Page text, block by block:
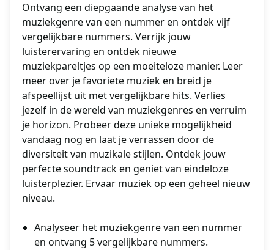
Ontvang een diepgaande analyse van het
muziekgenre van een nummer en ontdek vijf
vergelijkbare nummers. Verrijk jouw
luisterervaring en ontdek nieuwe
muziekpareltjes op een moeiteloze manier. Leer
meer over je favoriete muziek en breid je
afspeellijst uit met vergelijkbare hits. Verlies
jezelf in de wereld van muziekgenres en verruim
je horizon. Probeer deze unieke mogelijkheid
vandaag nog en laat je verrassen door de
diversiteit van muzikale stijlen. Ontdek jouw
perfecte soundtrack en geniet van eindeloze
luisterplezier. Ervaar muziek op een geheel nieuw
niveau.
Analyseer het muziekgenre van een nummer
en ontvang 5 vergelijkbare nummers.